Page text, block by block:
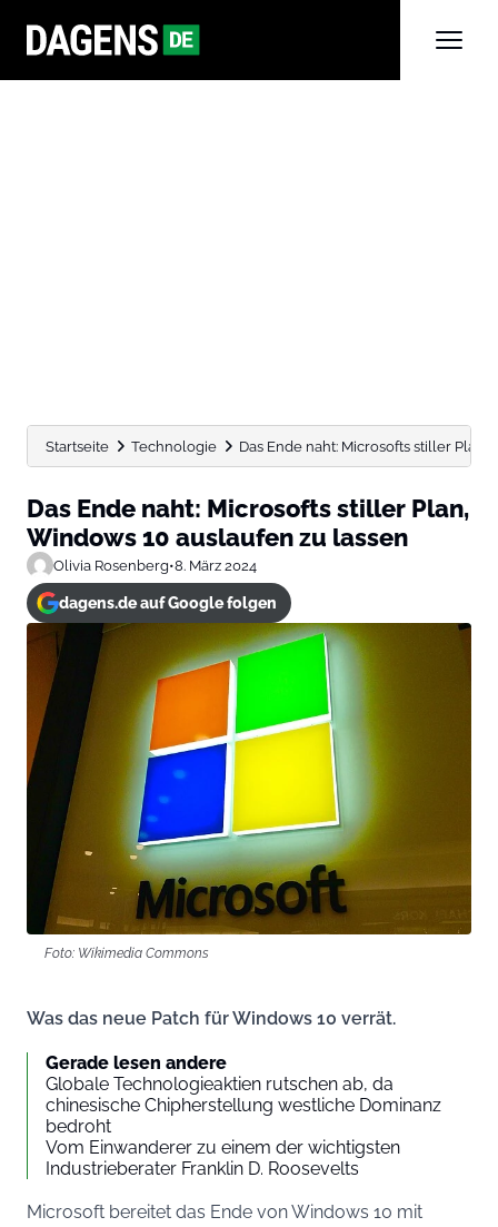
Startseite Technologie Das Ende naht: Microsofts stiller Plan,
Das Ende naht: Microsofts stiller Plan,
Windows 10 auslaufen zu lassen
Olivia Rosenberg•8. März 2024
dagens.de auf Google folgen
Foto: Wikimedia Commons
Was das neue Patch für Windows 10 verrät.
Gerade lesen andere
Globale Technologieaktien rutschen ab, da
chinesische Chipherstellung westliche Dominanz
bedroht
Vom Einwanderer zu einem der wichtigsten
Industrieberater Franklin D. Roosevelts
Microsoft bereitet das Ende von Windows 10 mit